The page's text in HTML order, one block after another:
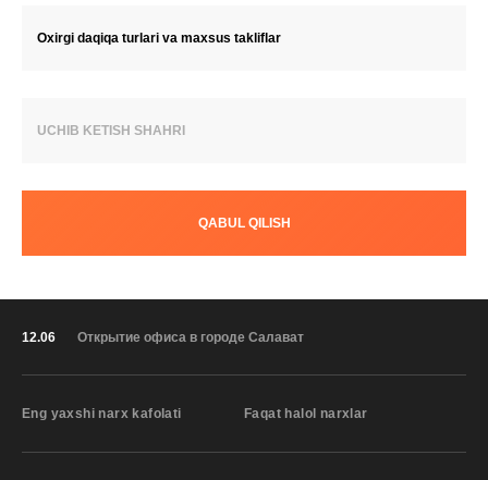
Oxirgi daqiqa turlari va maxsus takliflar
UCHIB KETISH SHAHRI
QABUL QILISH
12.06 Открытие офиса в городе Салават
Eng yaxshi narx kafolati Faqat halol narxlar